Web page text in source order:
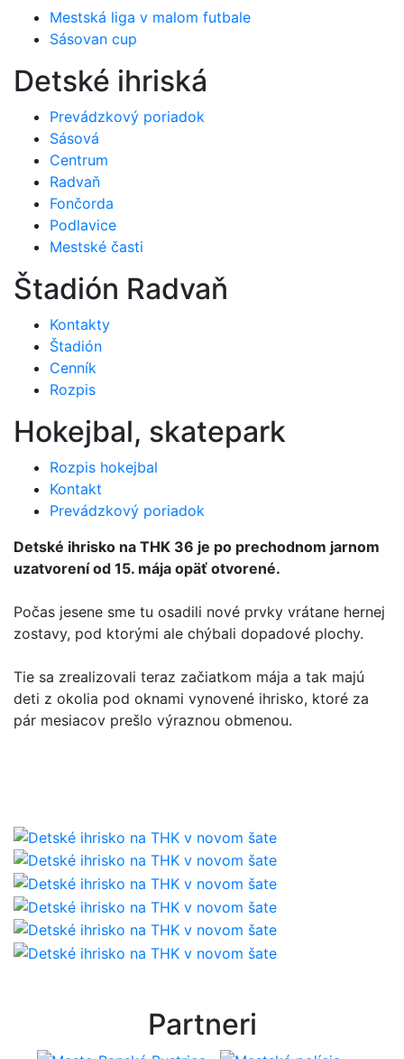
Mestská liga v malom futbale
Sásovan cup
Detské ihriská
Prevádzkový poriadok
Sásová
Centrum
Radvaň
Fončorda
Podlavice
Mestské časti
Štadión Radvaň
Kontakty
Štadión
Cenník
Rozpis
Hokejbal, skatepark
Rozpis hokejbal
Kontakt
Prevádzkový poriadok
Detské ihrisko na THK 36 je po prechodnom jarnom
uzatvorení od 15. mája opäť otvorené.
Počas jesene sme tu osadili nové prvky vrátane hernej
zostavy, pod ktorými ale chýbali dopadové plochy.
Tie sa zrealizovali teraz začiatkom mája a tak majú
deti z okolia pod oknami vynovené ihrisko, ktoré za
pár mesiacov prešlo výraznou obmenou.
Partneri